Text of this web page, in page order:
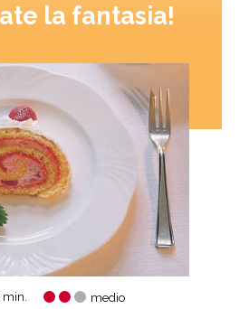
la fantasia!
min. medio